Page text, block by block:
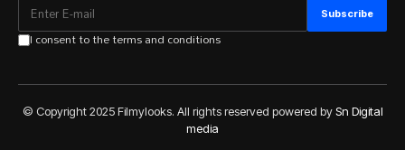
I consent to the terms and conditions
© Copyright 2025 Filmylooks. All rights reserved powered bySn Digital
media